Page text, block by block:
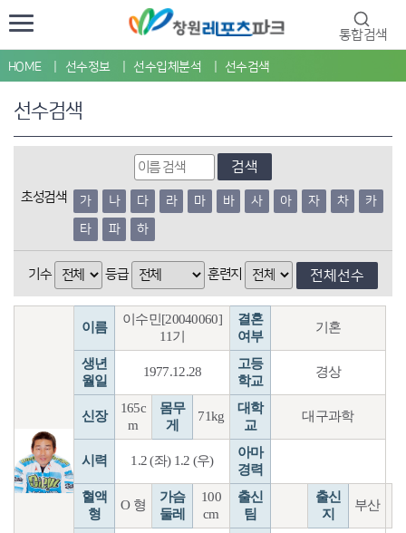
통합검색
HOME 선수정보 선수입체분석 선수검색
선수검색
검색
초성검색 가 나 다 라 마 바 사 아 자 차
카
타
파 하
기수 등급 훈련지 전체선수
이름
이수민[20040060]
11기
결혼
여부
기혼
생년
월일
1977.12.28
고등
학교
경상
신장
165c
m
몸무
게
71kg
대학
교
대구과학
시력 1.2 (좌) 1.2 (우)
아마
경력
혈액
형
O 형
가슴
둘레
100
cm
출신
팀
출신
지
부산